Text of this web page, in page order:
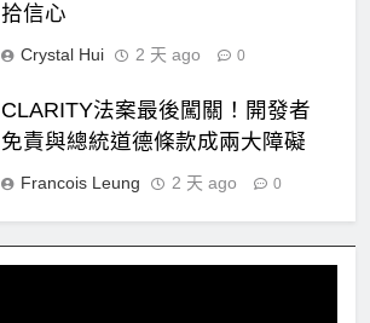
拾信心
Crystal Hui 2 天 ago 0
CLARITY法案最後闖關！開發者
免責與總統道德條款成兩大障礙
Francois Leung 2 天 ago 0